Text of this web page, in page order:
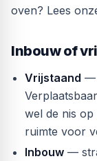
oven? Lees
Inbouw of
Vrijstaand —
wel de nis
ruimte voor
Inbouw —